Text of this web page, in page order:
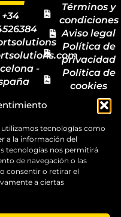
utilizamos tecnologías como
a la información del
tecnologías nos permitirá
de navegación o las
consentir o retirar el
a ciertas
+34
-
Términos y
condiciones
Aviso legal
Política de
privacidad
Política de
cookies
Mapa del
sitio